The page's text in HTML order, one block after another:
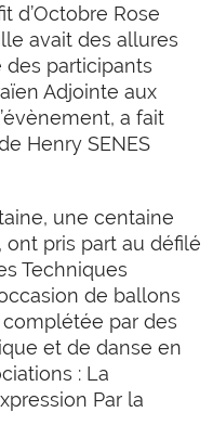
d’Octobre Rose
avait des allures
participants
Adjointe aux
a fait
Henry SENES
une centaine
pris part au défilé
Techniques
de ballons
par des
et de danse en
: La
Par la